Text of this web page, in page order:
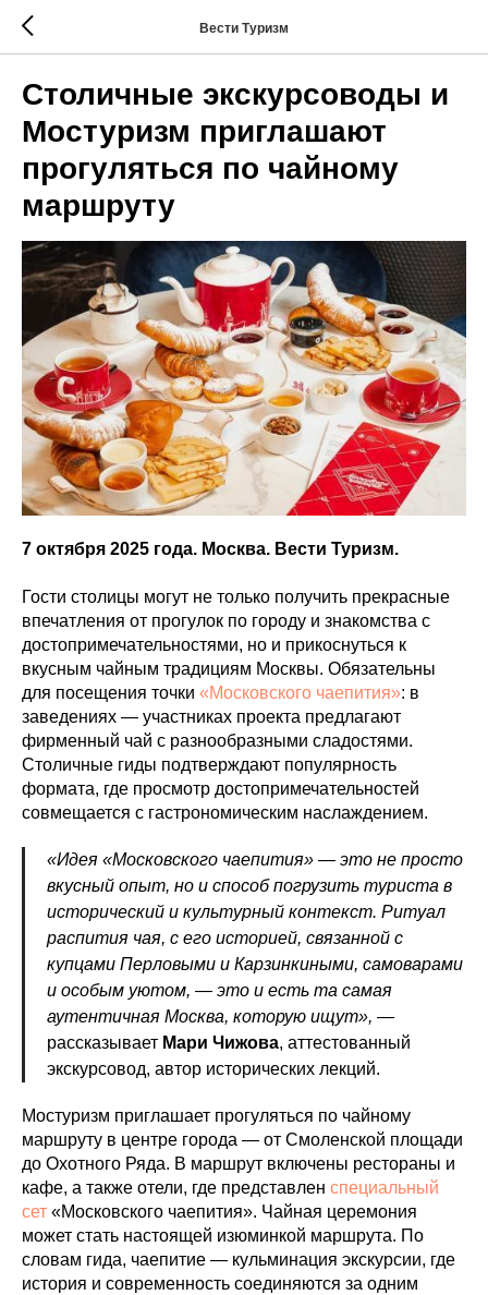
Вести Туризм
Столичные экскурсоводы и
Мостуризм приглашают
прогуляться по чайному
маршруту
7 октября 2025 года. Москва. Вести Туризм.
Гости столицы могут не только получить прекрасные
впечатления от прогулок по городу и знакомства с
достопримечательностями, но и прикоснуться к
вкусным чайным традициям Москвы. Обязательны
для посещения точки «Московского чаепития»: в
заведениях — участниках проекта предлагают
фирменный чай с разнообразными сладостями.
Столичные гиды подтверждают популярность
формата, где просмотр достопримечательностей
совмещается с гастрономическим наслаждением.
«Идея «Московского чаепития» — это не просто
вкусный опыт, но и способ погрузить туриста в
исторический и культурный контекст. Ритуал
распития чая, с его историей, связанной с
купцами Перловыми и Карзинкиными, самоварами
и особым уютом, — это и есть та самая
аутентичная Москва, которую ищут», —
рассказывает Мари Чижова, аттестованный
экскурсовод, автор исторических лекций.
Мостуризм приглашает прогуляться по чайному
маршруту в центре города — от Смоленской площади
до Охотного Ряда. В маршрут включены рестораны и
кафе, а также отели, где представлен специальный
сет «Московского чаепития». Чайная церемония
может стать настоящей изюминкой маршрута. По
словам гида, чаепитие — кульминация экскурсии, где
история и современность соединяются за одним